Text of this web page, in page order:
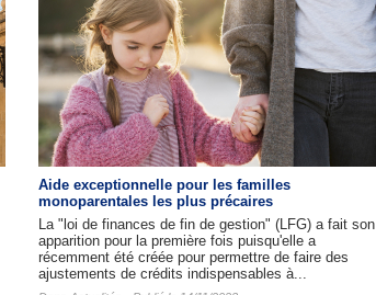
Aide exceptionnelle pour les familles
monoparentales les plus précaires
La "loi de finances de fin de gestion" (LFG) a fait son
apparition pour la première fois puisqu'elle a
récemment été créée pour permettre de faire des
ajustements de crédits indispensables à...